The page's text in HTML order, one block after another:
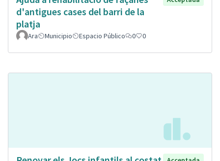
d'antigues cases del barri de la
platja
Ara Municipio Espacio Público 0 0